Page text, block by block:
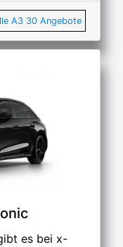
A3 30 Angebote
es bei x-